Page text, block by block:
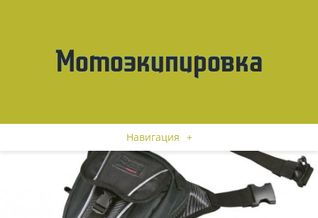
Навигация +